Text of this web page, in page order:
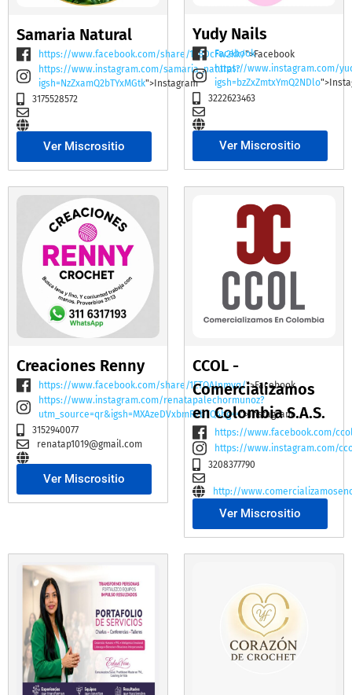
Samaria Natural
https://www.facebook.com/share/19BDcFw2kk/">Facebook
https://www.instagram.com/samaria_natural?
igsh=NzZxamQ2bTYxMGtk">Instagram
3175528572
Ver Miscrositio
Yudy Nails
Facebook
https://www.instagram.com/
igsh=bzZxZmtxYmQ2NDlo
3222623463
Ver Miscrositio
Creaciones Renny
https://www.facebook.com/share/1ETQAJnmvq/">Facebook
https://www.instagram.com/renatapalechormunoz?
utm_source=qr&igsh=MXAzeDVxbmR2bTQ4bg==">Instagram
3152940077
renatap1019@gmail.com
Ver Miscrositio
CCOL -
Comercializamos
en Colombia S.A.S.
https://www.facebook.com/
https://www.instagram.com/
3208377790
http://
Ver Miscrositio